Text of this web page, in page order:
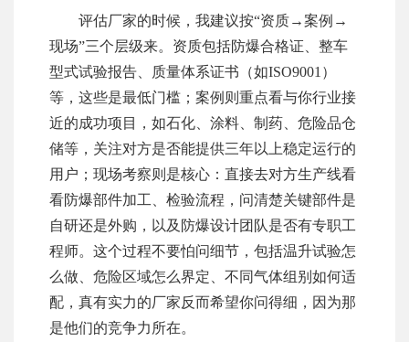
评估厂家的时候，我建议按“资质→案例→
现场”三个层级来。资质包括防爆合格证、整车
型式试验报告、质量体系证书（如ISO9001）
等，这些是最低门槛；案例则重点看与你行业接
近的成功项目，如石化、涂料、制药、危险品仓
储等，关注对方是否能提供三年以上稳定运行的
用户；现场考察则是核心：直接去对方生产线看
看防爆部件加工、检验流程，问清楚关键部件是
自研还是外购，以及防爆设计团队是否有专职工
程师。这个过程不要怕问细节，包括温升试验怎
么做、危险区域怎么界定、不同气体组别如何适
配，真有实力的厂家反而希望你问得细，因为那
是他们的竞争力所在。